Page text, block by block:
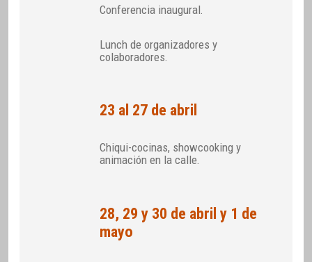
Conferencia inaugural.
Lunch de organizadores y
colaboradores.
23 al 27 de abril
Chiqui-cocinas, showcooking y
animación en la calle.
28, 29 y 30 de abril y 1 de
mayo